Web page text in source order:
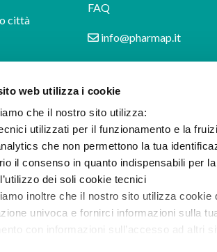
web utilizza i cookie
che il nostro sito utilizza:
utilizzati per il funzionamento e la
che non permettono la tua
il consenso in quanto indispensabili per
dei soli cookie tecnici
inoltre che il nostro sito utilizza
univoca e fornirci informazioni sulla
con informazioni sull’accesso ad altri
città
FAQ
info@pharmap.it